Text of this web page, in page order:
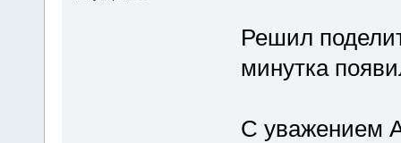
Решил
минутка
С уважением